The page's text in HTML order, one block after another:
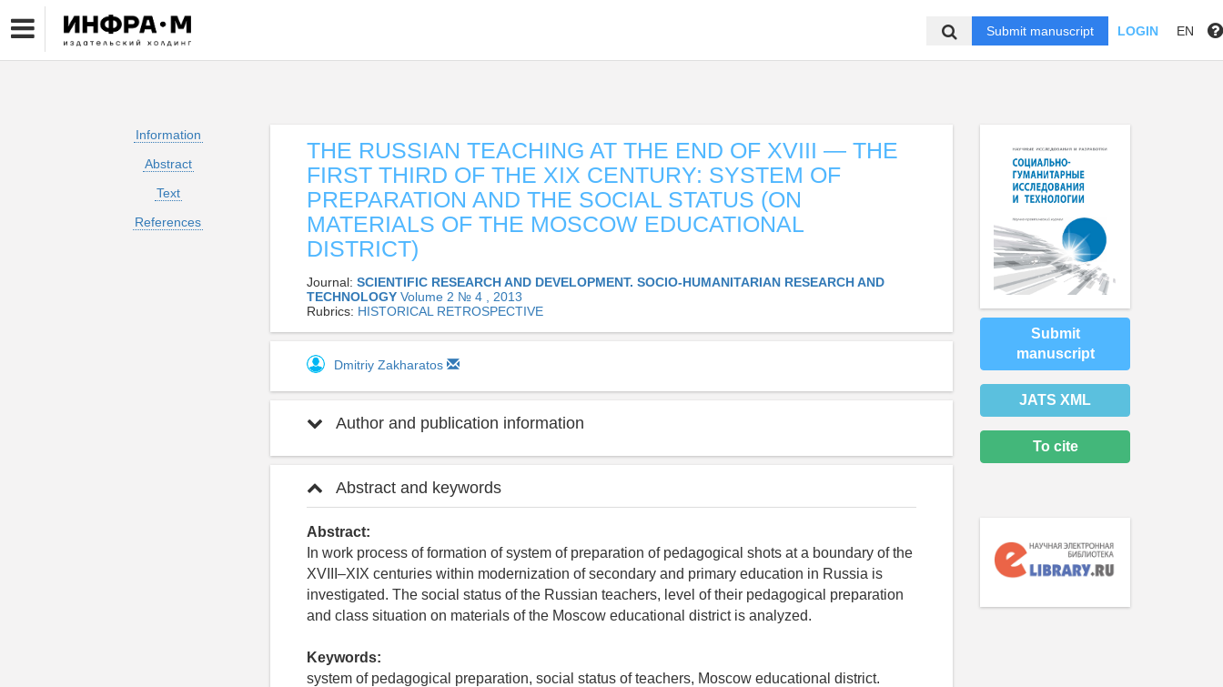
Submit manuscript LOGIN EN
Information
Abstract
Text
References
THE RUSSIAN TEACHING AT THE END OF XVIII — THE
FIRST THIRD OF THE XIX CENTURY: SYSTEM OF
PREPARATION AND THE SOCIAL STATUS (ON
MATERIALS OF THE MOSCOW EDUCATIONAL
DISTRICT)
Journal: SCIENTIFIC RESEARCH AND DEVELOPMENT. SOCIO-HUMANITARIAN RESEARCH AND
TECHNOLOGY Volume 2 № 4 , 2013
Rubrics: HISTORICAL RETROSPECTIVE
Dmitriy Zakharatos
Author and publication information
Abstract and keywords
Abstract:
In work process of formation of system of preparation of pedagogical shots at a boundary of the
XVIII–XIX centuries within modernization of secondary and primary education in Russia is
investigated. The social status of the Russian teachers, level of their pedagogical preparation
and class situation on materials of the Moscow educational district is analyzed.
Keywords:
system of pedagogical preparation, social status of teachers, Moscow educational district.
Submit
manuscript
JATS XML
To cite